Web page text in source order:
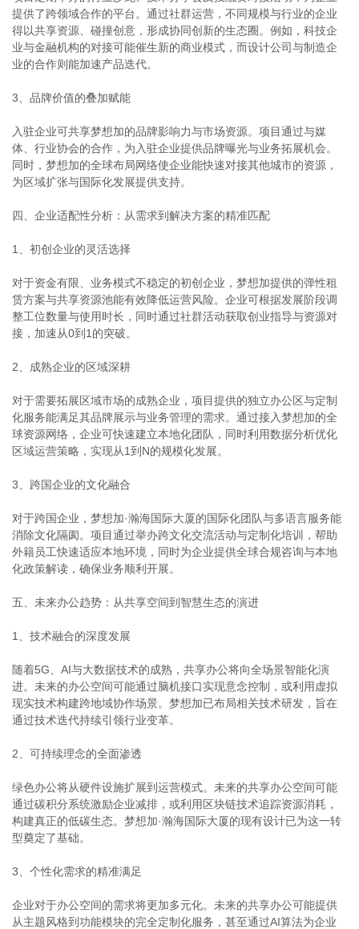
提供了跨领域合作的平台。通过社群运营，不同规模与行业的企业
得以共享资源、碰撞创意，形成协同创新的生态圈。例如，科技企
业与金融机构的对接可能催生新的商业模式，而设计公司与制造企
业的合作则能加速产品迭代。
3、品牌价值的叠加赋能
入驻企业可共享梦想加的品牌影响力与市场资源。项目通过与媒
体、行业协会的合作，为入驻企业提供品牌曝光与业务拓展机会。
同时，梦想加的全球布局网络使企业能快速对接其他城市的资源，
为区域扩张与国际化发展提供支持。
四、企业适配性分析：从需求到解决方案的精准匹配
1、初创企业的灵活选择
对于资金有限、业务模式不稳定的初创企业，梦想加提供的弹性租
赁方案与共享资源池能有效降低运营风险。企业可根据发展阶段调
整工位数量与使用时长，同时通过社群活动获取创业指导与资源对
接，加速从0到1的突破。
2、成熟企业的区域深耕
对于需要拓展区域市场的成熟企业，项目提供的独立办公区与定制
化服务能满足其品牌展示与业务管理的需求。通过接入梦想加的全
球资源网络，企业可快速建立本地化团队，同时利用数据分析优化
区域运营策略，实现从1到N的规模化发展。
3、跨国企业的文化融合
对于跨国企业，梦想加·瀚海国际大厦的国际化团队与多语言服务能
消除文化隔阂。项目通过举办跨文化交流活动与定制化培训，帮助
外籍员工快速适应本地环境，同时为企业提供全球合规咨询与本地
化政策解读，确保业务顺利开展。
五、未来办公趋势：从共享空间到智慧生态的演进
1、技术融合的深度发展
随着5G、AI与大数据技术的成熟，共享办公将向全场景智能化演
进。未来的办公空间可能通过脑机接口实现意念控制，或利用虚拟
现实技术构建跨地域协作场景。梦想加已布局相关技术研发，旨在
通过技术迭代持续引领行业变革。
2、可持续理念的全面渗透
绿色办公将从硬件设施扩展到运营模式。未来的共享办公空间可能
通过碳积分系统激励企业减排，或利用区块链技术追踪资源消耗，
构建真正的低碳生态。梦想加·瀚海国际大厦的现有设计已为这一转
型奠定了基础。
3、个性化需求的精准满足
企业对于办公空间的需求将更加多元化。未来的共享办公可能提供
从主题风格到功能模块的完全定制化服务，甚至通过AI算法为企业